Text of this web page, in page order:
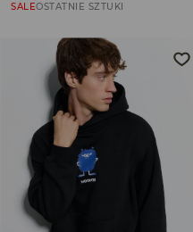
SALEOSTATNIE SZTUKI